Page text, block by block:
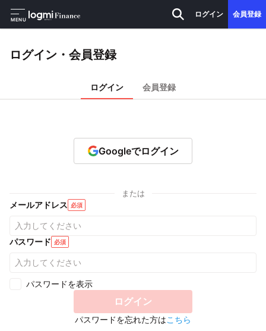
MENU
ログイン 会員登録
ログイン・会員登録
ログイン 会員登録
Googleでログイン
または
メールアドレス 必須
パスワード 必須
パスワードを表示
ログイン
パスワードを忘れた方はこちら